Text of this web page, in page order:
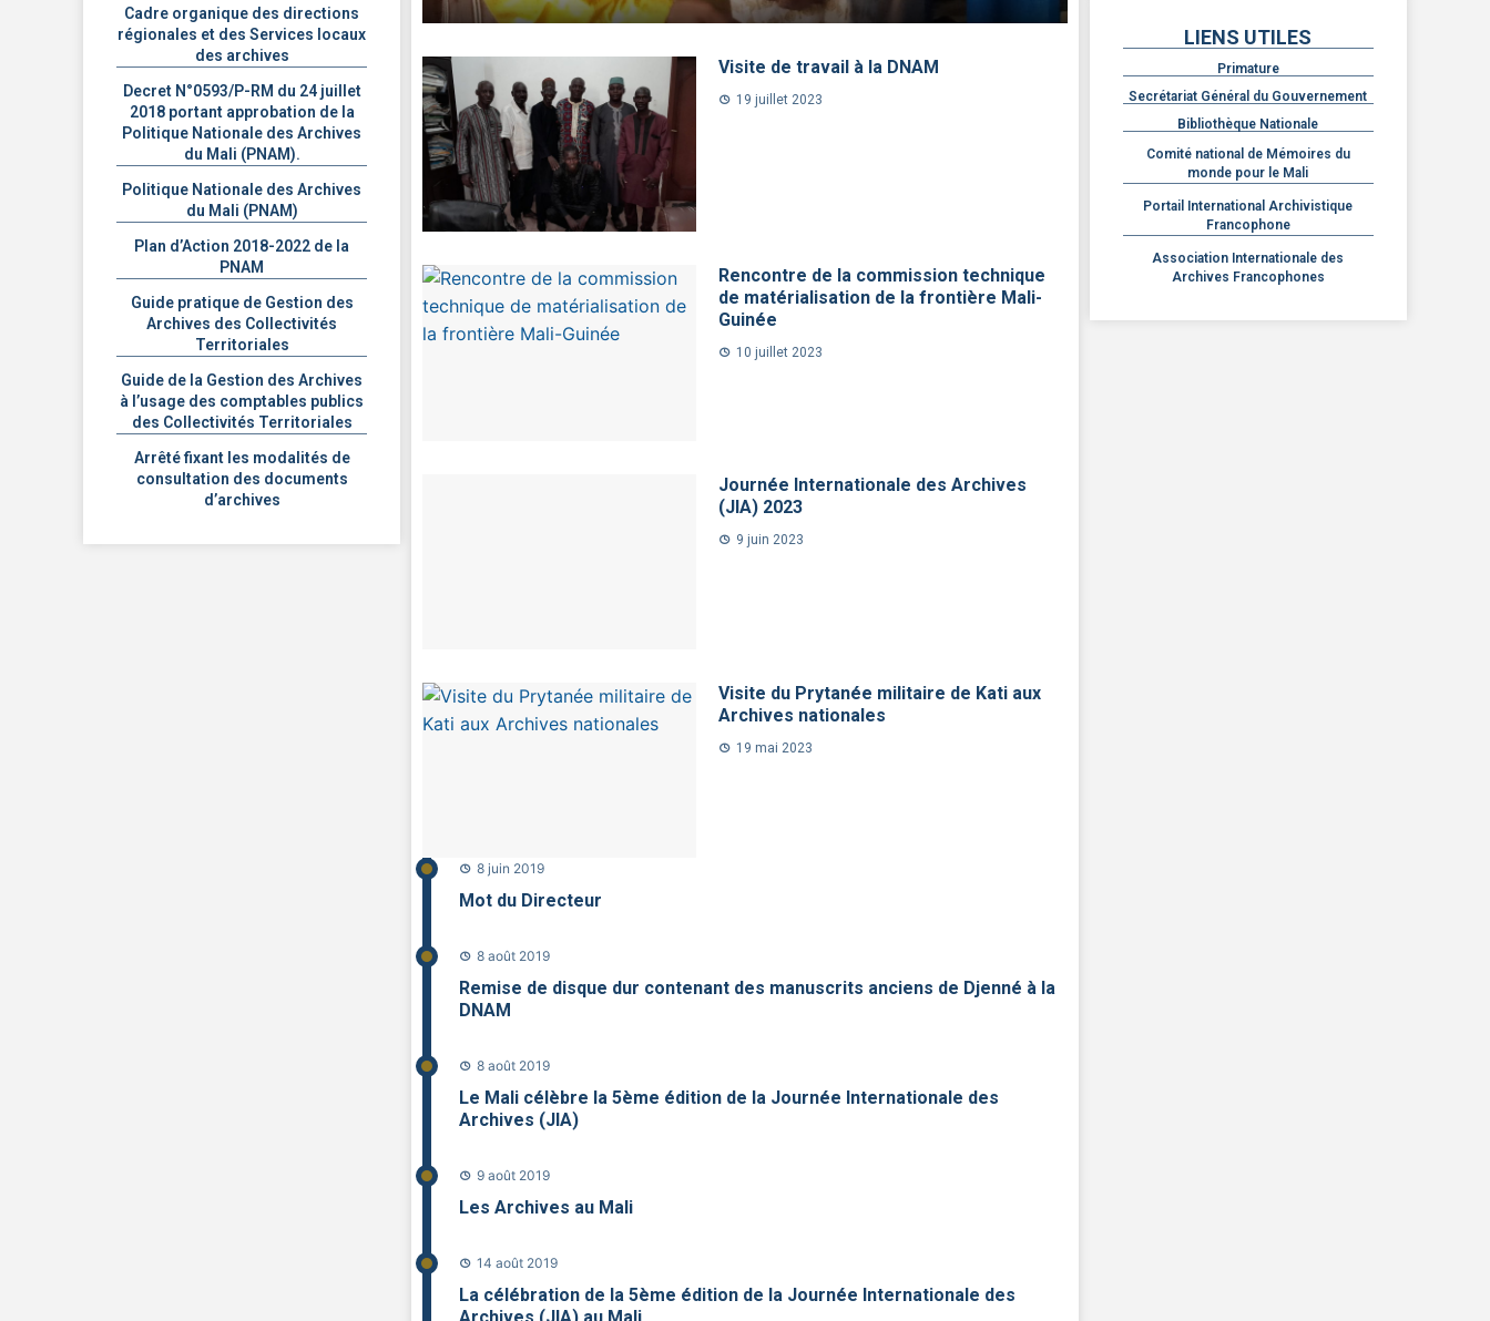
Cadre organique des directions
régionales et des Services locaux
des archives
Decret N°0593/P-RM du 24 juillet
2018 portant approbation de la
Politique Nationale des Archives
du Mali (PNAM).
Politique Nationale des Archives
du Mali (PNAM)
Plan d’Action 2018-2022 de la
PNAM
Guide pratique de Gestion des
Archives des Collectivités
Territoriales
Guide de la Gestion des Archives
à l’usage des comptables publics
des Collectivités Territoriales
Arrêté fixant les modalités de
consultation des documents
d’archives
Visite de travail à la DNAM
19 juillet 2023
Rencontre de la commission technique
de matérialisation de la frontière Mali-
Guinée
10 juillet 2023
Journée Internationale des Archives
(JIA) 2023
9 juin 2023
Visite du Prytanée militaire de Kati aux
Archives nationales
19 mai 2023
8 juin 2019
Mot du Directeur
8 août 2019
Remise de disque dur contenant des manuscrits anciens de Djenné à la
DNAM
8 août 2019
Le Mali célèbre la 5ème édition de la Journée Internationale des
Archives (JIA)
9 août 2019
Les Archives au Mali
14 août 2019
La célébration de la 5ème édition de la Journée Internationale des
LIENS UTILES
Primature
Secrétariat Général du Gouvernement
Bibliothèque Nationale
Comité national de Mémoires du
monde pour le Mali
Portail International Archivistique
Francophone
Association Internationale des
Archives Francophones